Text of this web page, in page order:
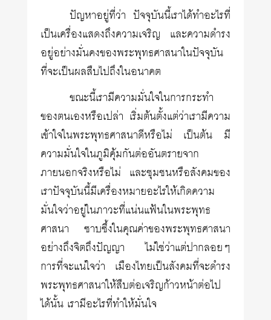
ปัญหาอยู่ที่ว่า ปัจจุบันนี้เราได้ทำอะไรที่
เป็นเครื่องแสดงถึงความเจริญ และความดำรง
อยู่อย่างมั่นคงของพระพุทธศาสนาในปัจจุบัน
ที่จะเป็นผลสืบไปถึงในอนาคต
ขณะนี้เรามีความมั่นใจในการกระทำ
ของตนเองหรือเปล่า เริ่มต้นตั้งแต่ว่าเรามีความ
เข้าใจในพระพุทธศาสนาดีหรือไม่ เป็นต้น มี
ความมั่นใจในภูมิคุ้มกันต่ออันตรายจาก
ภายนอกจริงหรือไม่ และชุมชนหรือสังคมของ
เราปัจจุบันนี้มีเครื่องหมายอะไรให้เกิดความ
มั่นใจว่าอยู่ในภาวะที่แน่นแฟ้นในพระพุทธ
ศาสนา ซาบซึ้งในคุณค่าของพระพุทธศาสนา
อย่างถึงจิตถึงปัญญา ไม่ใช่ว่าแต่ปากลอยๆ
การที่จะแน่ใจว่า เมืองไทยเป็นสังคมที่จะดำรง
พระพุทธศาสนาให้สืบต่อเจริญก้าวหน้าต่อไป
ได้นั้น เรามีอะไรที่ทำให้มั่นใจ